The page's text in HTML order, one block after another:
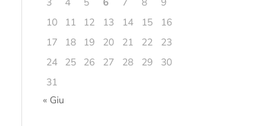
10
11 12 13 14 15
16
17
18 19 20 21 22
23
24
25 26 27 28 29
30
31
« Giu